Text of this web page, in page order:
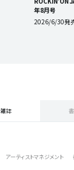
年8月号
2026/6/30発
雑誌
アーティストマネジメント